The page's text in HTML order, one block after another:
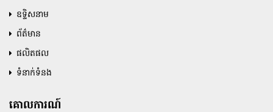
ឧទ្ទិសនាម
ព័ត៌មាន
ផលិតផល
ទំនាក់ទំនង
គោលការណ៍